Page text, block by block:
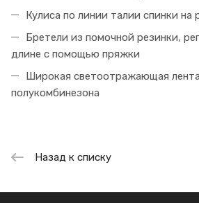
Кулиса по линии талии спинки на
Бретели из помочной резинки,
длине с помощью пряжки
Широкая светоотражающая
полукомбинезона
Назад к списку